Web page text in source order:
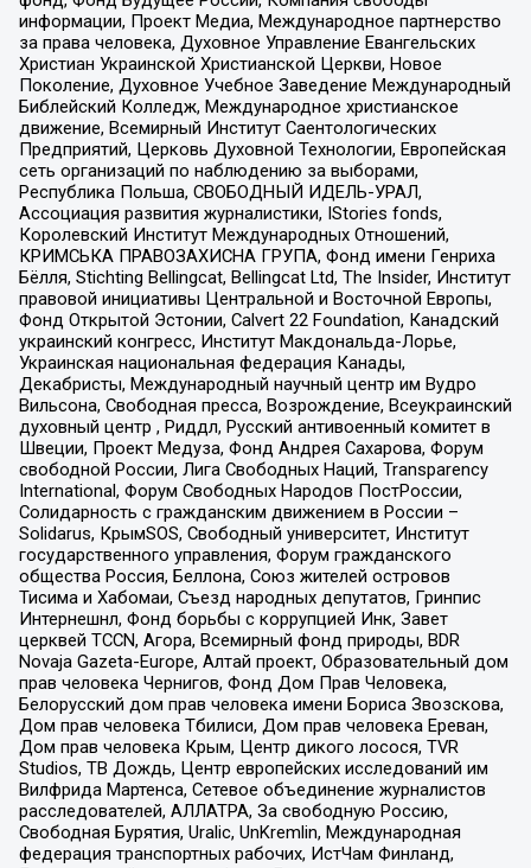
информации, Проект Медиа, Международное партнерство
за права человека, Духовное Управление Евангельских
Христиан Украинской Христианской Церкви, Новое
Поколение, Духовное Учебное Заведение Международный
Библейский Колледж, Международное христианское
движение, Всемирный Институт Саентологических
Предприятий, Церковь Духовной Технологии, Европейская
сеть организаций по наблюдению за выборами,
Республика Польша, СВОБОДНЫЙ ИДЕЛЬ-УРАЛ,
Ассоциация развития журналистики, IStories fonds,
Королевский Институт Международных Отношений,
КРИМСЬКА ПРАВОЗАХИСНА ГРУПА, Фонд имени Генриха
Бёлля, Stichting Bellingcat, Bellingcat Ltd, The Insider, Институт
правовой инициативы Центральной и Восточной Европы,
Фонд Открытой Эстонии, Calvert 22 Foundation, Канадский
украинский конгресс, Институт Макдональда-Лорье,
Украинская национальная федерация Канады,
Декабристы, Международный научный центр им Вудро
Вильсона, Свободная пресса, Возрождение, Всеукраинский
духовный центр , Риддл, Русский антивоенный комитет в
Швеции, Проект Медуза, Фонд Андрея Сахарова, Форум
свободной России, Лига Свободных Наций, Transparеncy
International, Форум Свободных Народов ПостРоссии,
Солидарность с гражданским движением в России –
Solidarus, КрымSOS, Свободный университет, Институт
государственного управления, Форум гражданского
общества Россия, Беллона, Союз жителей островов
Тисима и Хабомаи, Съезд народных депутатов, Гринпис
Интернешнл, Фонд борьбы с коррупцией Инк, Завет
церквей TCCN, Агора, Всемирный фонд природы, BDR
Novaja Gazeta-Europe, Алтай проект, Образовательный дом
прав человека Чернигов, Фонд Дом Прав Человека,
Белорусский дом прав человека имени Бориса Звозскова,
Дом прав человека Тбилиси, Дом прав человека Ереван,
Дом прав человека Крым, Центр дикого лосося, TVR
Studios, ТВ Дождь, Центр европейских исследований им
Вилфрида Мартенса, Сетевое объединение журналистов
расследователей, АЛЛАТРА, За свободную Россию,
Свободная Бурятия, Uralic, UnKremlin, Международная
федерация транспортных рабочих, ИстЧам Финланд,